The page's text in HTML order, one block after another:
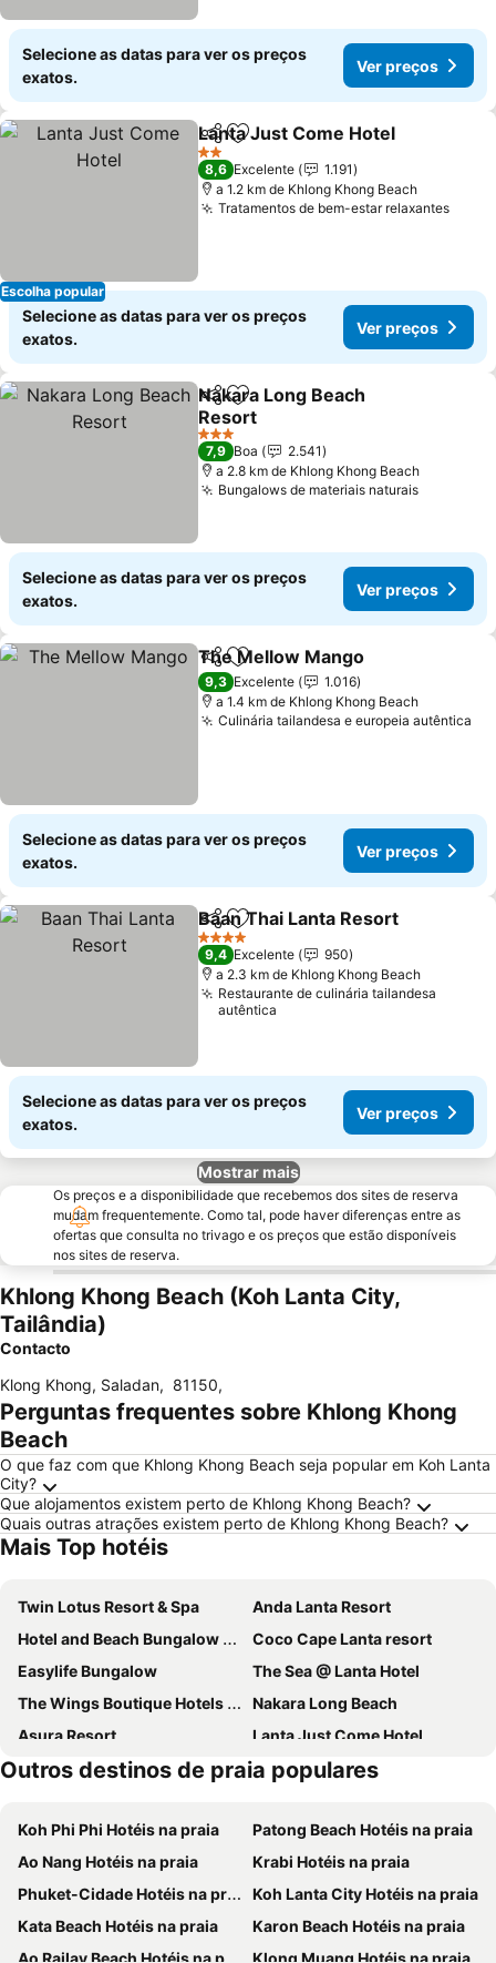
Selecione as datas para ver os preços
exatos.
Ver preços
Escolha popular
PartilharAdicionar aos favoritos
Lanta Just Come Hotel
2 Estrelas
8,6 Excelente
1.191
a 1.2 km de Khlong Khong Beach
Tratamentos de bem-estar relaxantesVer
Selecione as datas para ver os preços
exatos.
Ver preços
PartilharAdicionar aos favoritos
Nakara Long Beach
Resort
Ver preços
3 Estrelas
7,9 Boa
2.541
a 2.8 km de Khlong Khong Beach
Bungalows de materiais naturaisVer
Selecione as datas para ver os preços
exatos.
Ver preços
PartilharAdicionar aos favoritos
The Mellow Mango
9,3 Excelente
1.016
a 1.4 km de Khlong Khong Beach
Culinária tailandesa e europeia autêntica
Selecione as datas para ver os preços
exatos.
Ver preços
PartilharAdicionar aos favoritos
Baan Thai Lanta Resort
4 Estrelas
9,4 Excelente
950
a 2.3 km de Khlong Khong Beach
Restaurante de culinária tailandesa
autêntica
Selecione as datas para ver os preços
exatos.
Ver preços
Mostrar mais
Os preços e a disponibilidade que recebemos dos sites de reserva
mudam frequentemente. Como tal, pode haver diferenças entre as
ofertas que consulta no trivago e os preços que estão disponíveis
nos sites de reserva.
Khlong Khong Beach (Koh Lanta City,
Tailândia)
Contacto
Klong Khong, Saladan, 81150,
Perguntas frequentes sobre Khlong Khong
Beach
O que faz com que Khlong Khong Beach seja popular em Koh Lanta
City?
Que alojamentos existem perto de Khlong Khong Beach?
Quais outras atrações existem perto de Khlong Khong Beach?
Mais Top hotéis
Twin Lotus Resort & Spa
Anda Lanta Resort
Hotel and Beach Bungalow at Lanta Resort
Coco Cape Lanta resort
Easylife Bungalow
The Sea @ Lanta Hotel
The Wings Boutique Hotels Krabi Ko Lanta
Nakara Long Beach
Asura Resort
Lanta Just Come Hotel
Lanta Thip House
Pattana House
Lanta Villa Resort
Matcha Lanta Resort
BaanPhong Lanta
Mada Lanta Mai Keaw
Lanta Miami Resort
Lanta Garden Home
Baan Rabieng Resort
Sea Sun Bungalow
Outros destinos de praia populares
Koh Phi Phi Hotéis na praia
Patong Beach Hotéis na praia
Ao Nang Hotéis na praia
Krabi Hotéis na praia
Phuket-Cidade Hotéis na praia
Koh Lanta City Hotéis na praia
Kata Beach Hotéis na praia
Karon Beach Hotéis na praia
Ao Railay Beach Hotéis na praia
Klong Muang Hotéis na praia